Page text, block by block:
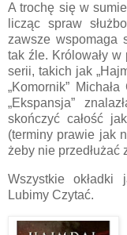
A trochę się w
licząc spraw
zawsze wspomaga
tak źle. Królowały w
serii, takich jak
„Komornik”
„Ekspansja”
skończyć całość
(terminy prawie jak
żeby nie przedłużać
Wszystkie
Lubimy Czytać.